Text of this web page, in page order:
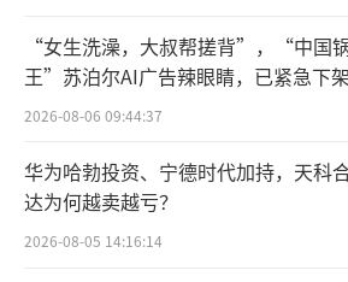
吉利深度加持：押注“
赌与底
气赵明选择千里科技，
心与吉利的生态支撑。千里
帆科技，近年完成战略重构
+车”核心战略，致力于打造
“女生洗澡，大叔帮搓背”，“中国
王”苏泊尔AI广告辣眼睛，已紧急下架
2026-08-06 09:44:37
华为哈勃投资、宁德时代加持，天科
达为何越卖越亏？
2026-08-05 14:16:14